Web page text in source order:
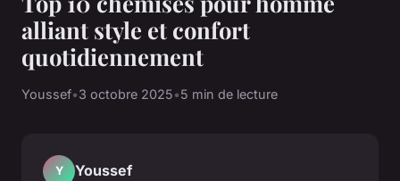
alliant style et confort
quotidiennement
Youssef•3 octobre 2025•5 min de lecture
Y Youssef